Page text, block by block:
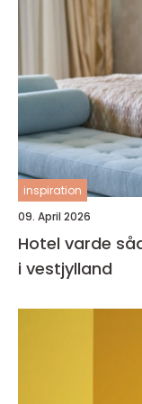
inspiration
09. April 2026
Hotel varde sådan finder du det rette ophold
i vestjylland